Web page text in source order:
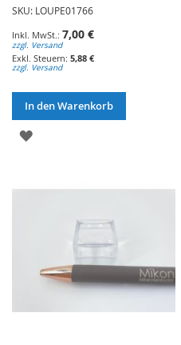
SKU: LOUPE01766
7,00 €
zzgl. Versand
5,88 €
zzgl. Versand
In den Warenkorb
ZUR
HINZUFÜGEN